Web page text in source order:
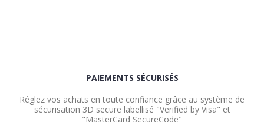
PAIEMENTS SÉCURISÉS
Réglez vos achats en toute confiance grâce au système de
sécurisation 3D secure labellisé "Verified by Visa" et
"MasterCard SecureCode"